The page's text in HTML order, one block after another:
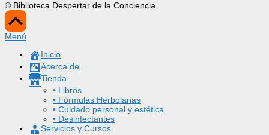
© Biblioteca Despertar de la Conciencia
Scroll
Up
Menú
Inicio
Acerca de
Tienda
• Libros
• Fórmulas Herbolarias
• Cuidado personal y estética
• Desinfectantes
Servicios y Cursos